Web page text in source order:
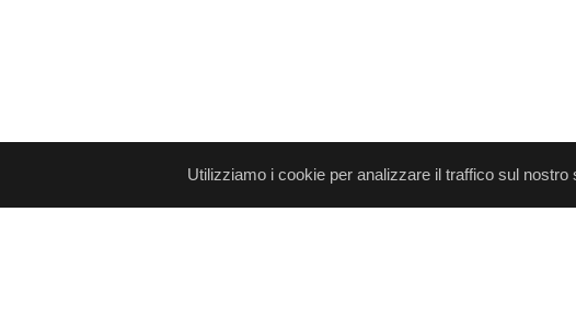
Utilizziamo i cookie per analizzare il traffico sul